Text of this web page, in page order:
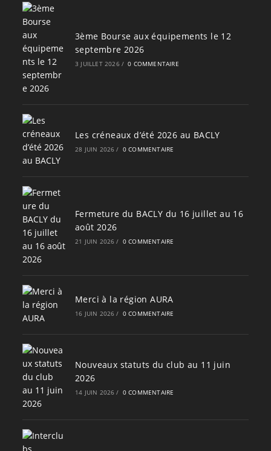
3ème Bourse aux équipements le 12
septembre 2026
3 JUILLET 2026 / 0 COMMENTAIRE
Les créneaux d’été 2026 au BACLY
28 JUIN 2026 / 0 COMMENTAIRE
Fermeture du BACLY du 16 juillet au 16
août 2026
21 JUIN 2026 / 0 COMMENTAIRE
Merci à la région AURA
16 JUIN 2026 / 0 COMMENTAIRE
Nouveaux statuts du club au 11 juin
2026
14 JUIN 2026 / 0 COMMENTAIRE